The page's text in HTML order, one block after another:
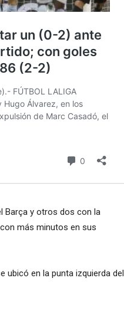
Barça y otros dos con la
más minutos en sus
ubicó en la punta izquierda del